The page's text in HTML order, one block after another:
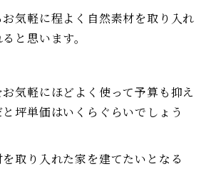
気軽に程よく自然素材を取り入れ
と思います。
気軽にほどよく使って予算も抑え
坪単価はいくらぐらいでしょう
取り入れた家を建てたいとなる